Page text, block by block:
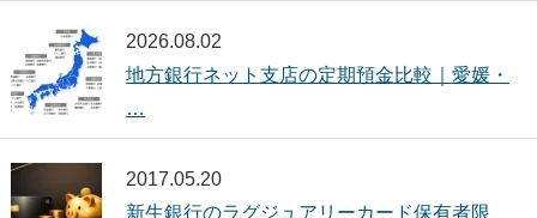
2026.08.02
地方銀行ネット支店の定期預金比較｜愛媛・
…
2017.05.20
新生銀行のラグジュアリーカード保有者限